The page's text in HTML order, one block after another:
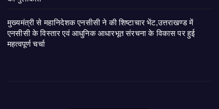
मुख्यमंत्री से महानिदेशक एनसीसी ने की शिष्टाचार भेंट,उत्तराखण्ड में
एनसीसी के विस्तार एवं आधुनिक आधारभूत संरचना के विकास पर हुई
महत्वपूर्ण चर्चा